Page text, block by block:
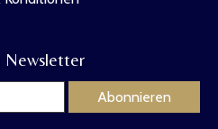
Newsletter
Abonnieren